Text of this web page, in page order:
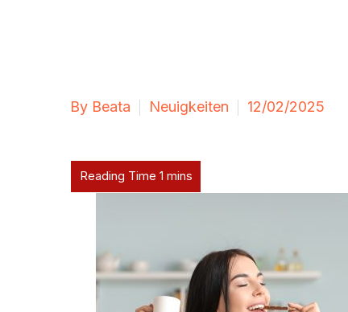
By Beata Neuigkeiten 12/02/2025